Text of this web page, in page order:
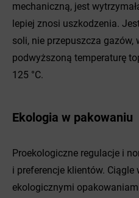
mechaniczną, jest
lepiej znosi uszkodzenia.
soli, nie przepuszcza gazów,
podwyższoną temperaturę
125 °C.
Ekologia w pakowaniu
Proekologiczne regulacje i
i preferencje klientów.
ekologicznymi